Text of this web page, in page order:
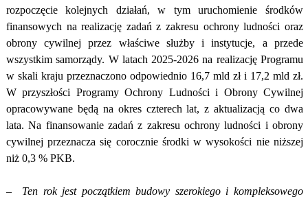
rozpoczęcie kolejnych działań, w tym uruchomienie środków
finansowych na realizację zadań z zakresu ochrony ludności oraz
obrony cywilnej przez właściwe służby i instytucje, a przede
wszystkim samorządy. W latach 2025-2026 na realizację Programu
w skali kraju przeznaczono odpowiednio 16,7 mld zł i 17,2 mld zł.
W przyszłości Programy Ochrony Ludności i Obrony Cywilnej
opracowywane będą na okres czterech lat, z aktualizacją co dwa
lata. Na finansowanie zadań z zakresu ochrony ludności i obrony
cywilnej przeznacza się corocznie środki w wysokości nie niższej
niż 0,3 % PKB.
–
Ten rok jest początkiem budowy szerokiego i kompleksowego